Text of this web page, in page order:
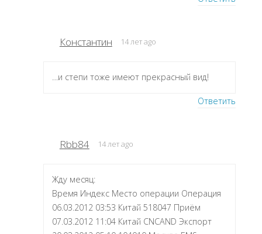
Константин 14 лет ago
…и степи тоже имеют прекрасный вид!
Ответить
Rbb84 14 лет ago
Жду месяц:
Время Индекс Место операции Операция
06.03.2012 03:53 Китай 518047 Приём
07.03.2012 11:04 Китай CNCAND Экспорт